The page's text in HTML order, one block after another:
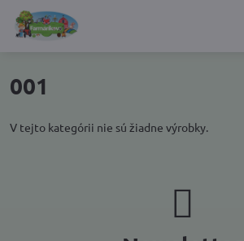
001
V tejto kategórii nie sú žiadne výrobky.